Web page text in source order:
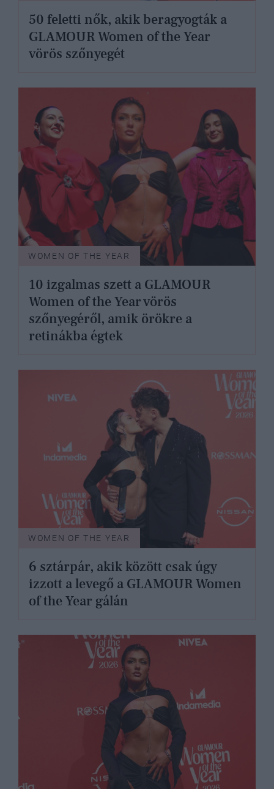
50 feletti nők, akik beragyogták a
GLAMOUR Women of the Year
vörös szőnyegét
WOMEN OF THE YEAR
10 izgalmas szett a GLAMOUR
Women of the Year vörös
szőnyegéről, amik örökre a
retinákba égtek
WOMEN OF THE YEAR
6 sztárpár, akik között csak úgy
izzott a levegő a GLAMOUR Women
of the Year gálán